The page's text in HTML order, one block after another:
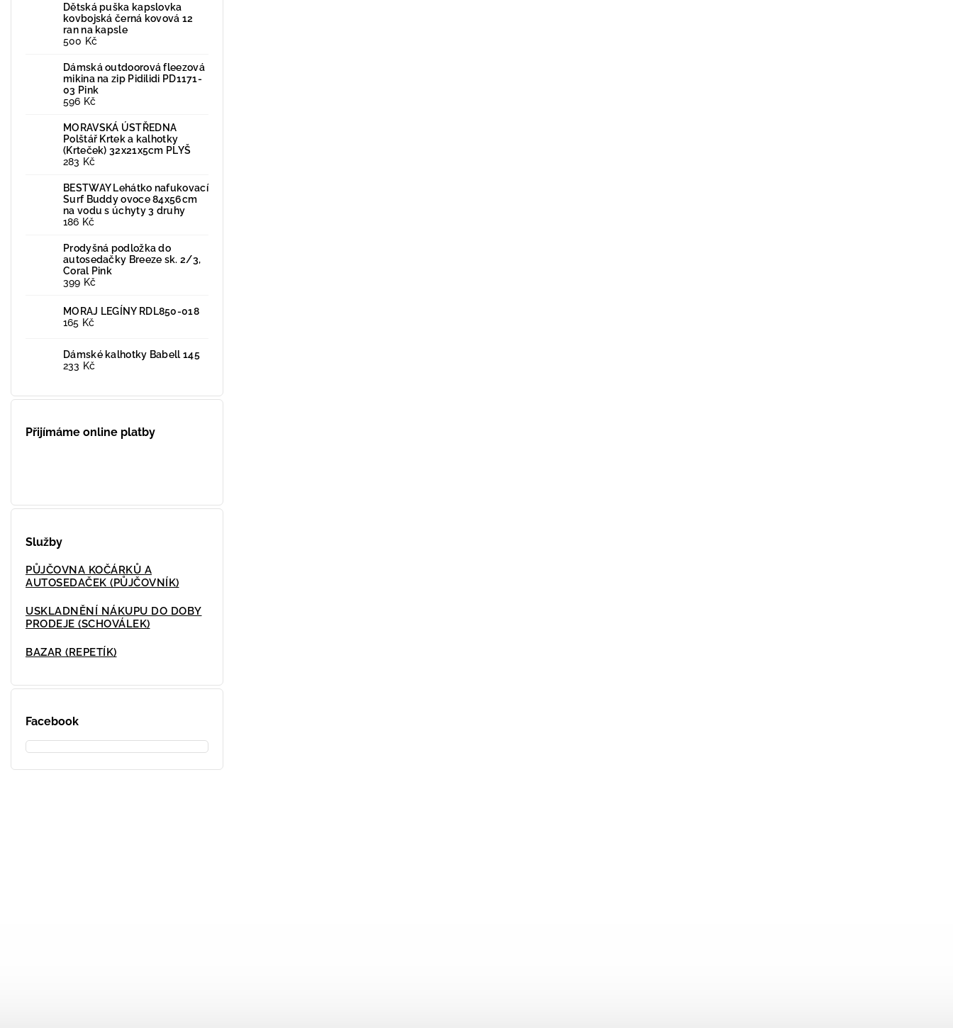
Dětská puška kapslovka
kovbojská černá kovová 12
ran na kapsle
500 Kč
Dámská outdoorová fleezová
mikina na zip Pidilidi PD1171-
03 Pink
596 Kč
MORAVSKÁ ÚSTŘEDNA
Polštář Krtek a kalhotky
(Krteček) 32x21x5cm PLYŠ
283 Kč
BESTWAY Lehátko nafukovací
Surf Buddy ovoce 84x56cm
na vodu s úchyty 3 druhy
186 Kč
Prodyšná podložka do
autosedačky Breeze sk. 2/3,
Coral Pink
399 Kč
MORAJ LEGÍNY RDL850-018
165 Kč
Dámské kalhotky Babell 145
233 Kč
Přijímáme online platby
Služby
PŮJČOVNA KOČÁRKŮ A
AUTOSEDAČEK (PŮJČOVNÍK)
USKLADNĚNÍ NÁKUPU DO DOBY
PRODEJE (SCHOVÁLEK)
BAZAR (REPETÍK)
Facebook